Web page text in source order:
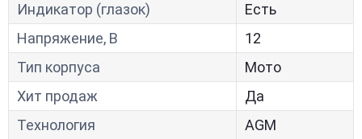
Индикатор (глазок)
Есть
Напряжение, В
12
Тип корпуса
Мото
Хит продаж
Да
Технология
AGM